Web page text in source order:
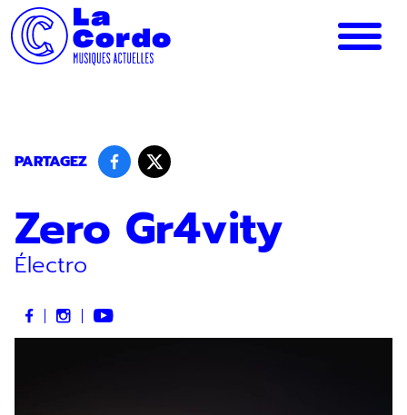
Panneau de gestion des cookies
PARTAGEZ
Zero Gr4vity
Électro